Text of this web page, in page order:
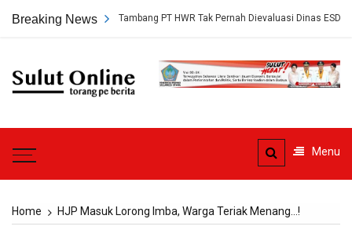
Breaking News
Persetujuan Tambang PT HWR Tak Pernah Dievaluasi Dinas ESDM
Sulut
Menu
Home HJP Masuk Lorong Imba, Warga Teriak Menang…!